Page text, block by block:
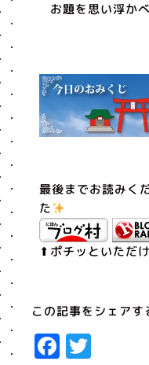
お題を思い浮か
最後までお読みく
た
⬆︎ポチッといただ
この記事をシェアす